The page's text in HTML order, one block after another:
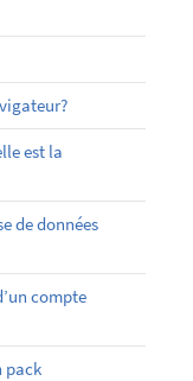
est la
de données
compte
pack